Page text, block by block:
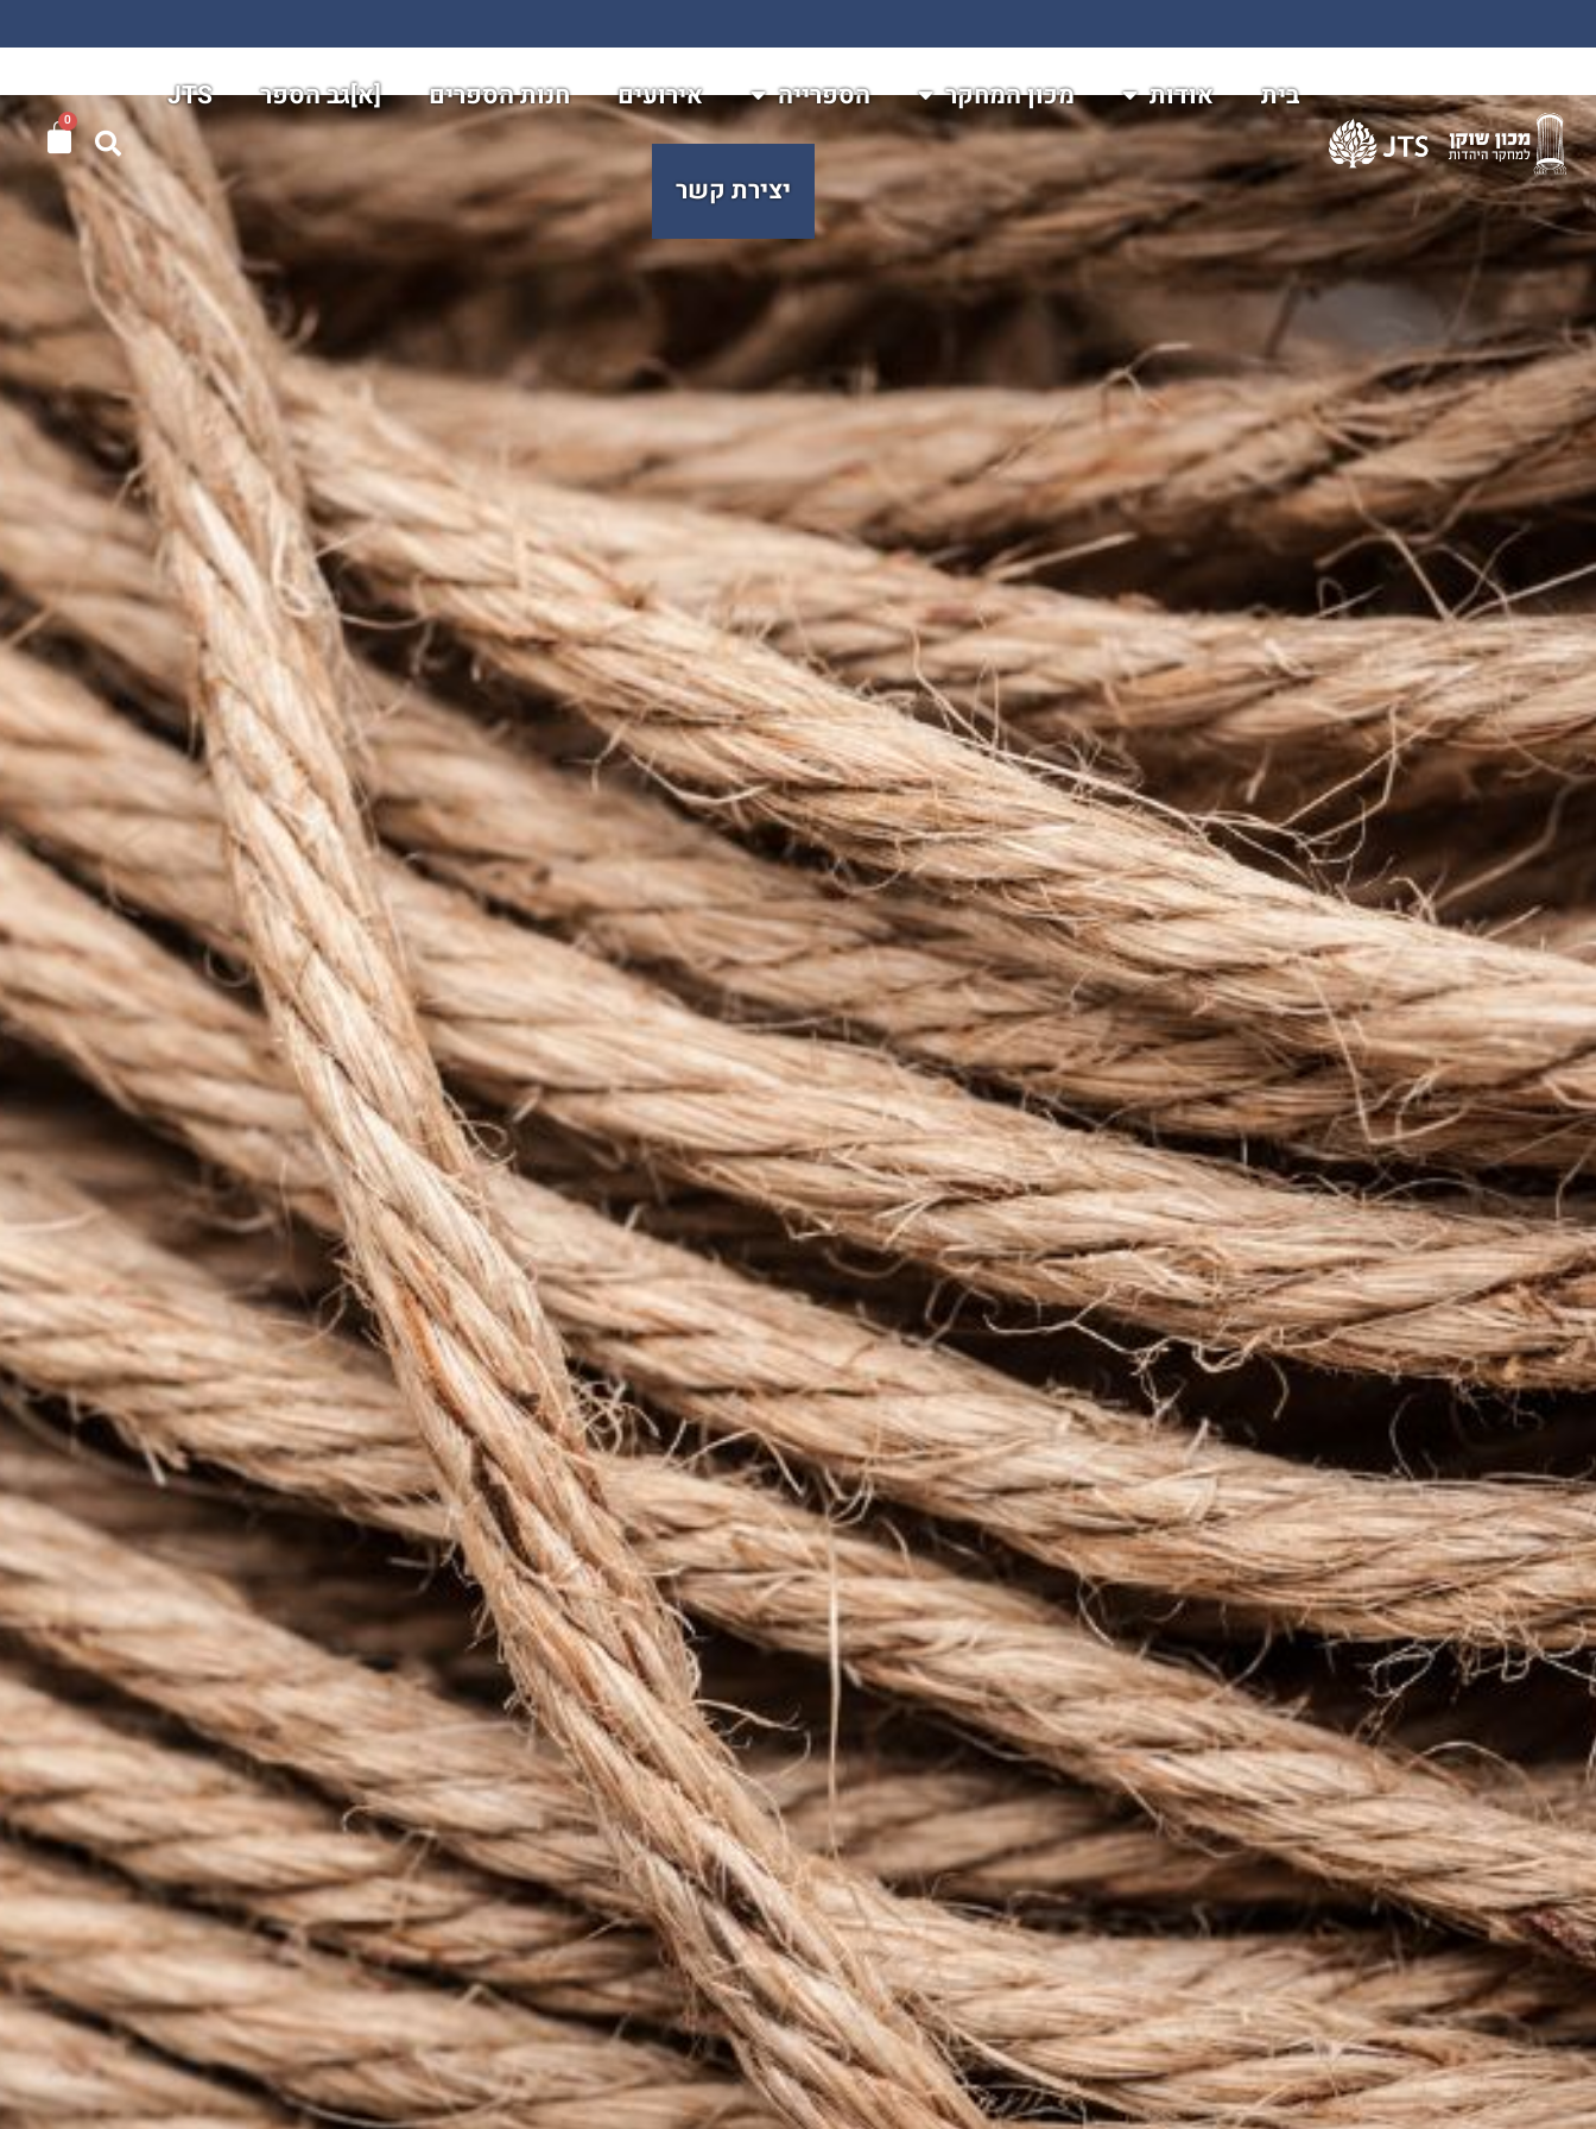
בית אודות מכון המחקר הספרייה אירועים חנות הספרים [א]גב הספר JTS
יצירת קשר
0